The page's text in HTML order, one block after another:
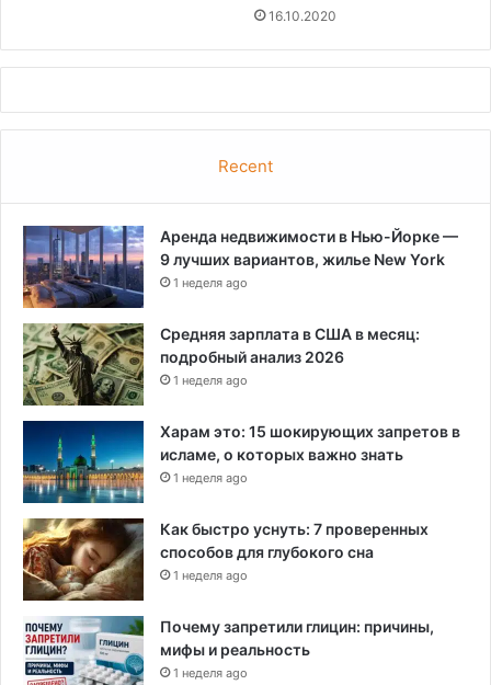
16.10.2020
Recent
Аренда недвижимости в Нью-Йорке —
9 лучших вариантов, жилье New York
1 неделя ago
Средняя зарплата в США в месяц:
подробный анализ 2026
1 неделя ago
Харам это: 15 шокирующих запретов в
исламе, о которых важно знать
1 неделя ago
Как быстро уснуть: 7 проверенных
способов для глубокого сна
1 неделя ago
Почему запретили глицин: причины,
мифы и реальность
1 неделя ago